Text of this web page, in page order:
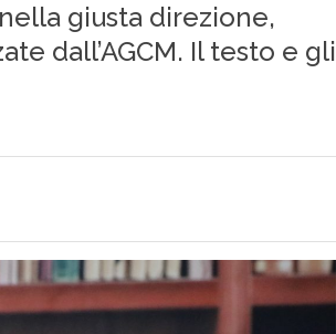
giusta direzione,
dall’AGCM. Il testo e gli